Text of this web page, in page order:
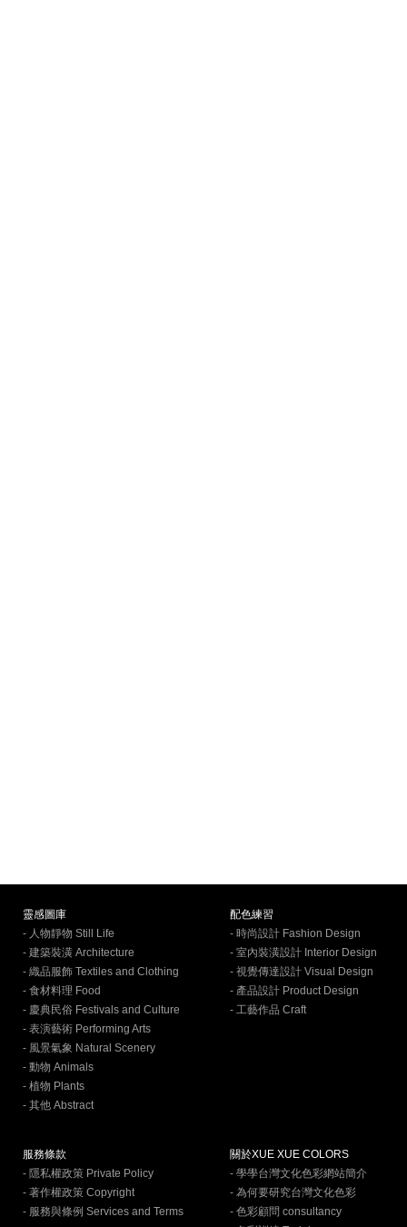
靈感圖庫
- 人物靜物 Still Life
- 建築裝潢 Architecture
- 織品服飾 Textiles and Clothing
- 食材料理 Food
- 慶典民俗 Festivals and Culture
- 表演藝術 Performing Arts
- 風景氣象 Natural Scenery
- 動物 Animals
- 植物 Plants
- 其他 Abstract
配色練習
- 時尚設計 Fashion Design
- 室內裝潢設計 Interior Design
- 視覺傳達設計 Visual Design
- 產品設計 Product Design
- 工藝作品 Craft
服務條款
- 隱私權政策 Private Policy
- 著作權政策 Copyright
- 服務與條例 Services and Terms
關於XUE XUE COLORS
- 學學台灣文化色彩網站簡介
- 為何要研究台灣文化色彩
- 色彩顧問 consultancy